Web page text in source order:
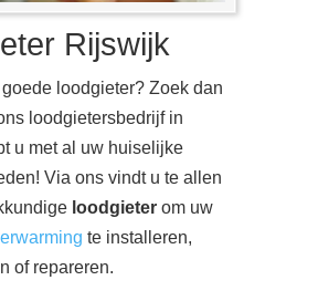
Rijswijk
loodgieter? Zoek dan
loodgietersbedrijf in
u met al uw huiselijke
Via ons vindt u te allen
loodgieter om uw
te installeren,
of repareren.